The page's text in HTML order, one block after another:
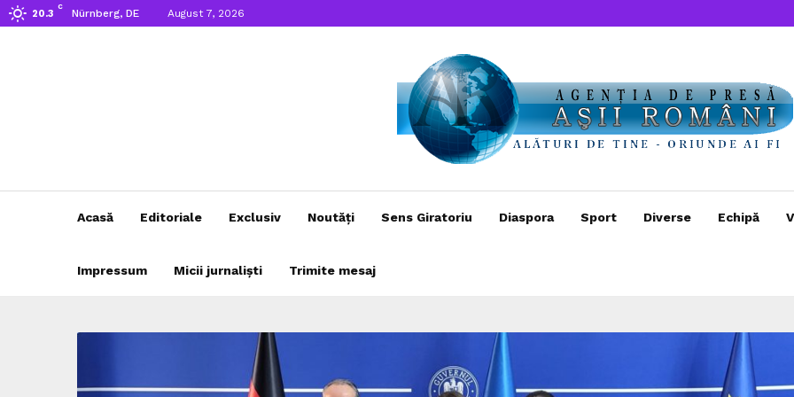
20.3
C
Nürnberg, DE August 7, 2026
Acasă Editoriale Exclusiv Noutăți Sens Giratoriu Diaspora Sport Diverse Echipă
Impressum Micii jurnaliști Trimite mesaj